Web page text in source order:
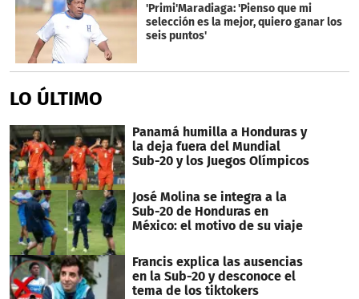
2
seconds
'Primi'Maradiaga: 'Pienso que mi
selección es la mejor, quiero ganar los
seis puntos'
LO ÚLTIMO
Panamá humilla a Honduras y
la deja fuera del Mundial
Sub-20 y los Juegos Olímpicos
José Molina se integra a la
Sub-20 de Honduras en
México: el motivo de su viaje
Francis explica las ausencias
en la Sub-20 y desconoce el
tema de los tiktokers